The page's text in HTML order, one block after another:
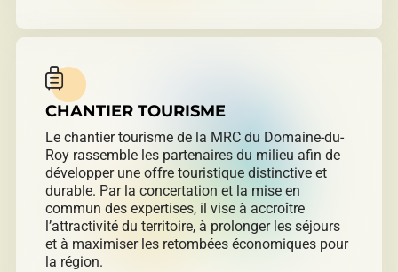
CHANTIER TOURISME
Le chantier tourisme de la MRC du Domaine-du-
Roy rassemble les partenaires du milieu afin de
développer une offre touristique distinctive et
durable. Par la concertation et la mise en
commun des expertises, il vise à accroître
l’attractivité du territoire, à prolonger les séjours
et à maximiser les retombées économiques pour
la région.